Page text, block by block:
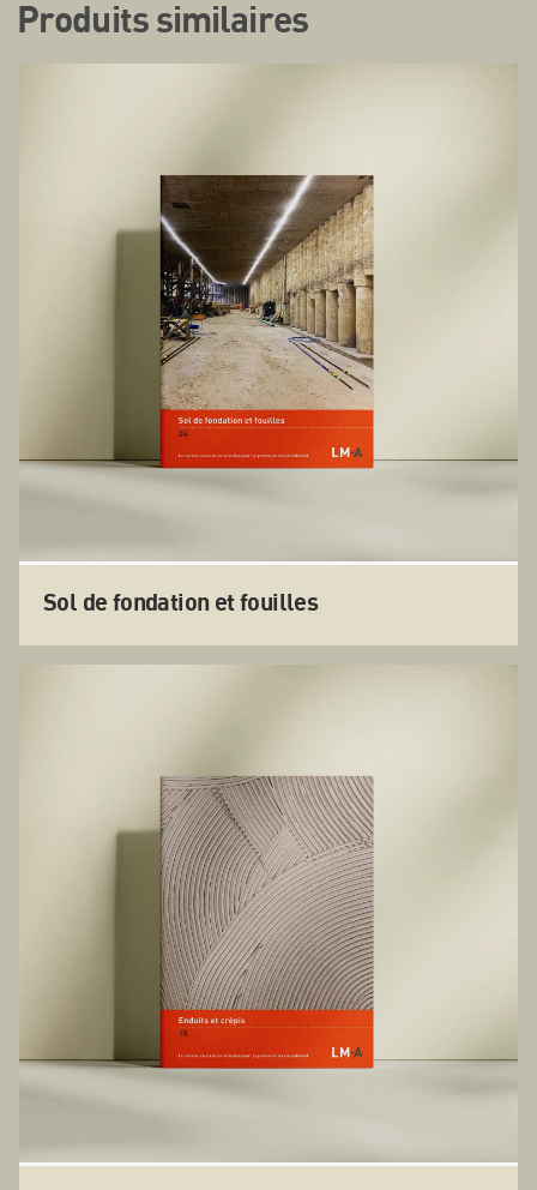
Produits similaires
Sol de fondation et fouilles